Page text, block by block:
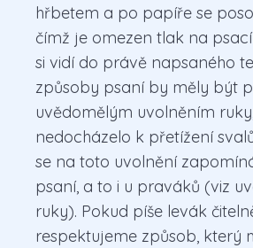
hřbetem a po papíře se
čímž je omezen tlak na
si vidí do právě napsaného
způsoby psaní by měly být
uvědomělým uvolněním
nedocházelo k přetížení
se na toto uvolnění
psaní, a to i u praváků (viz
ruky). Pokud píše levák
respektujeme způsob, který